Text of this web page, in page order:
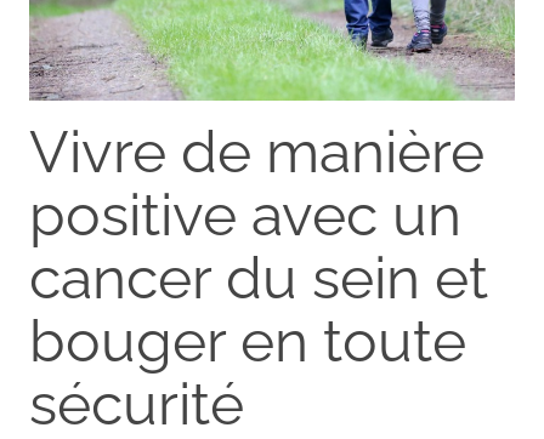
Vivre de manière
positive avec un
cancer du sein et
bouger en toute
sécurité